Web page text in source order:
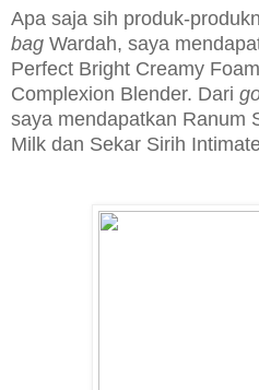
Apa saja sih produk-
bag Wardah, saya
Perfect Bright Creamy
Complexion Blender. Dari
saya mendapatkan Ranum
Milk dan Sekar Sirih